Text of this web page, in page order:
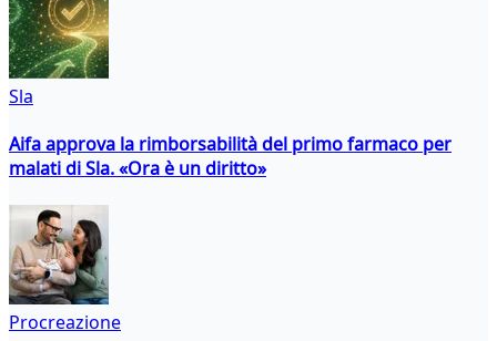
Sla
Aifa approva la rimborsabilità del primo farmaco per
malati di Sla. «Ora è un diritto»
Procreazione